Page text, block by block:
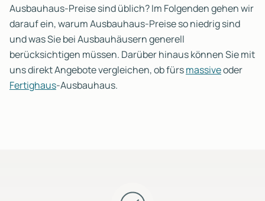
Ausbauhaus-Preise sind üblich? Im Folgenden gehen wir
darauf ein, warum Ausbauhaus-Preise so niedrig sind
und was Sie bei Ausbauhäusern generell
berücksichtigen müssen. Darüber hinaus können Sie mit
uns direkt Angebote vergleichen, ob fürsmassiveoder
Fertighaus-Ausbauhaus.